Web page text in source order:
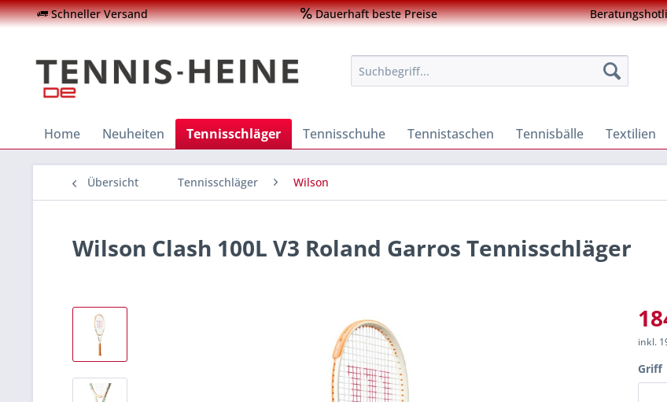
Schneller Versand Dauerhaft beste Preise
Home Neuheiten Tennisschläger Tennisschuhe Tennistaschen Tennisbälle Textilien
Übersicht Tennisschläger Wilson
Wilson Clash 100L V3 Roland Garros Tennisschläger
inkl.
Griff